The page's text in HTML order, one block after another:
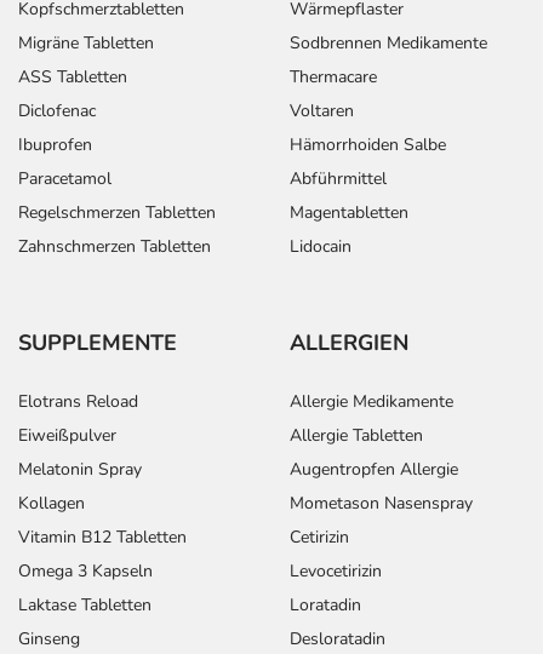
Kopfschmerztabletten
Migräne Tabletten
ASS Tabletten
Diclofenac
Ibuprofen
Paracetamol
Regelschmerzen Tabletten
Zahnschmerzen Tabletten
Wärmepflaster
Sodbrennen Medikamente
Thermacare
Voltaren
Hämorrhoiden Salbe
Abführmittel
Magentabletten
Lidocain
SUPPLEMENTE
Elotrans Reload
Eiweißpulver
Melatonin Spray
Kollagen
Vitamin B12 Tabletten
Omega 3 Kapseln
Laktase Tabletten
Ginseng
ALLERGIEN
Allergie Medikamente
Allergie Tabletten
Augentropfen Allergie
Mometason Nasenspray
Cetirizin
Levocetirizin
Loratadin
Desloratadin